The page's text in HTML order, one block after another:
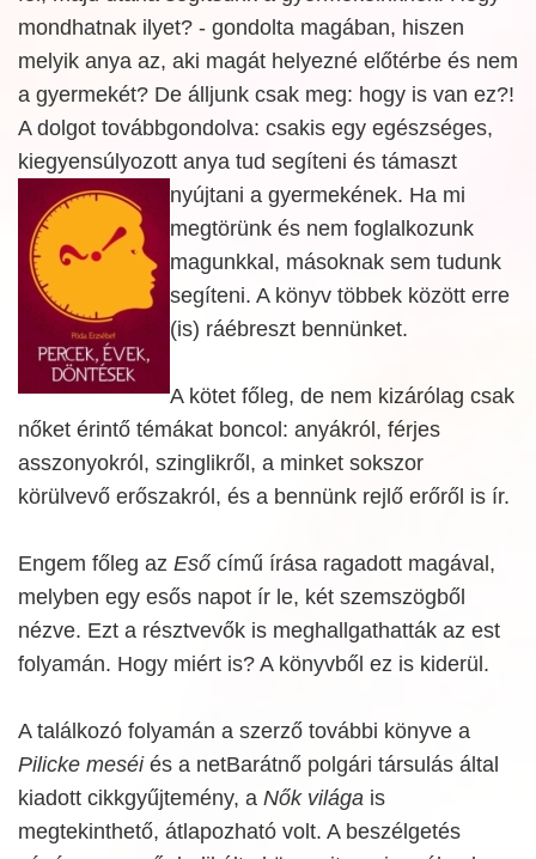
mondhatnak ilyet? - gondolta magában, hiszen
melyik anya az, aki magát helyezné előtérbe és nem
a gyermekét? De álljunk csak meg: hogy is van ez?!
A dolgot továbbgondolva: csakis egy egészséges,
kiegyensúlyozott anya tud segíteni és támaszt
nyújtani a gyermekének. Ha mi
megtörünk és nem foglalkozunk
magunkkal, másoknak sem tudunk
segíteni. A könyv többek között erre
(is) ráébreszt bennünket.
A kötet főleg, de nem kizárólag csak
nőket érintő témákat boncol: anyákról, férjes
asszonyokról, szinglikről, a minket sokszor
körülvevő erőszakról, és a bennünk rejlő erőről is ír.
Engem főleg az Eső című írása ragadott magával,
melyben egy esős napot ír le, két szemszögből
nézve. Ezt a résztvevők is meghallgathatták az est
folyamán. Hogy miért is? A könyvből ez is kiderül.
A találkozó folyamán a szerző további könyve a
Pilicke meséiés a netBarátnő polgári társulás által
kiadott cikkgyűjtemény, a Nők világa is
megtekinthető, átlapozható volt. A beszélgetés